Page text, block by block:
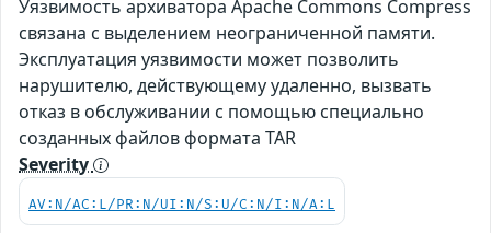
Уязвимость архиватора Apache Commons Compress
связана с выделением неограниченной памяти.
Эксплуатация уязвимости может позволить
нарушителю, действующему удаленно, вызвать
отказ в обслуживании с помощью специально
созданных файлов формата TAR
Severity
AV:N/AC:L/PR:N/UI:N/S:U/C:N/I:N/A:L